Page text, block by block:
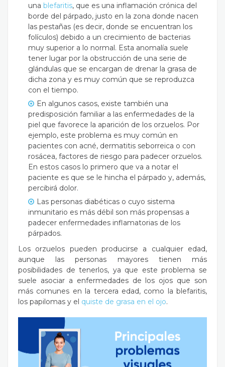
una blefaritis, que es una inflamación crónica del
borde del párpado, justo en la zona donde nacen
las pestañas (es decir, donde se encuentran los
folículos) debido a un crecimiento de bacterias
muy superior a lo normal. Esta anomalía suele
tener lugar por la obstrucción de una serie de
glándulas que se encargan de drenar la grasa de
dicha zona y es muy común que se reproduzca
con el tiempo.
En algunos casos, existe también una
predisposición familiar a las enfermedades de la
piel que favorece la aparición de los orzuelos. Por
ejemplo, este problema es muy común en
pacientes con acné, dermatitis seborreica o con
rosácea, factores de riesgo para padecer orzuelos.
En estos casos lo primero que va a notar el
paciente es que se le hincha el párpado y, además,
percibirá dolor.
Las personas diabéticas o cuyo sistema
inmunitario es más débil son más propensas a
padecer enfermedades inflamatorias de los
párpados.
Los orzuelos pueden producirse a cualquier edad,
aunque las personas mayores tienen más
posibilidades de tenerlos, ya que este problema se
suele asociar a enfermedades de los ojos que son
más comunes en la tercera edad, como la blefaritis,
los papilomas y el quiste de grasa en el ojo.